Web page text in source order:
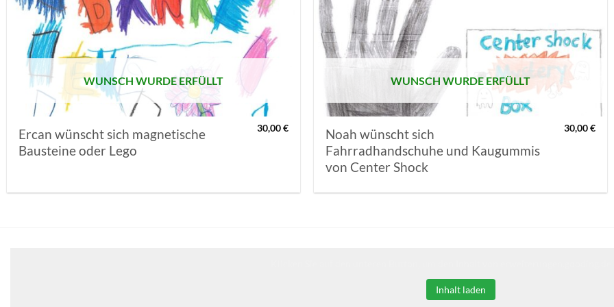
AUF MEINE
MERKLISTE
SETZEN
WUNSCH WURDE ERFÜLLT
Ercan wünscht sich magnetische
Bausteine oder Lego
30,00€
SETZEN
WUNSCH WURDE ERFÜLLT
Noah wünscht sich
Fahrradhandschuhe und Kaugummis
von Center Shock
30,00€
Inhalt laden